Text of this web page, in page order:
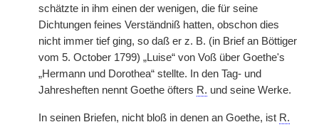
schätzte in ihm einen der wenigen, die für seine
Dichtungen feines Verständniß hatten, obschon dies
nicht immer tief ging, so daß er z. B. (in Brief an Böttiger
vom 5. October 1799) „Luise“ von Voß über Goethe's
„Hermann und Dorothea“ stellte. In den Tag- und
Jahresheften nennt Goethe öfters R. und seine Werke.
In seinen Briefen, nicht bloß in denen an Goethe, ist R.